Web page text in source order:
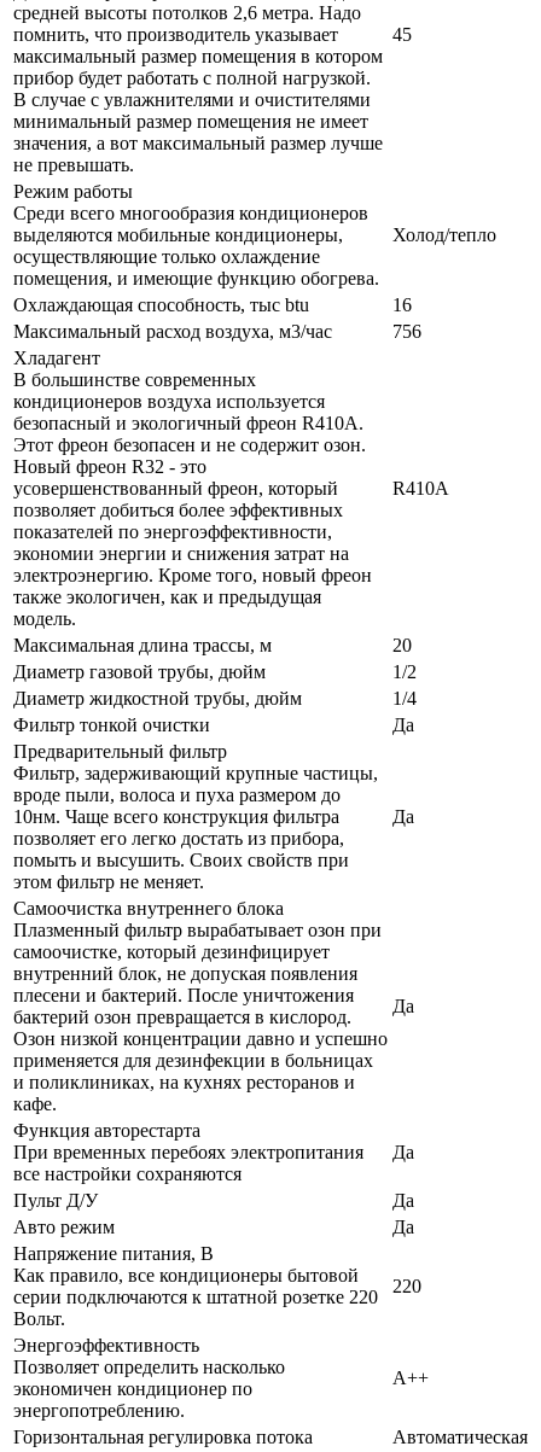
средней высоты потолков 2,6 метра. Надо
помнить, что производитель указывает
максимальный размер помещения в котором
прибор будет работать с полной нагрузкой.
В случае с увлажнителями и очистителями
минимальный размер помещения не имеет
значения, а вот максимальный размер лучше
не превышать.
45
Режим работы
Среди всего многообразия кондиционеров
выделяются мобильные кондиционеры,
осуществляющие только охлаждение
помещения, и имеющие функцию обогрева.
Холод/тепло
Охлаждающая способность, тыс btu
16
Максимальный расход воздуха, м3/час
756
Хладагент
В большинстве современных
кондиционеров воздуха используется
безопасный и экологичный фреон R410A.
Этот фреон безопасен и не содержит озон.
Новый фреон R32 - это
усовершенствованный фреон, который
позволяет добиться более эффективных
показателей по энергоэффективности,
экономии энергии и снижения затрат на
электроэнергию. Кроме того, новый фреон
также экологичен, как и предыдущая
модель.
R410A
Максимальная длина трассы, м
20
Диаметр газовой трубы, дюйм
1/2
Диаметр жидкостной трубы, дюйм
1/4
Фильтр тонкой очистки
Да
Предварительный фильтр
Фильтр, задерживающий крупные частицы,
вроде пыли, волоса и пуха размером до
10нм. Чаще всего конструкция фильтра
позволяет его легко достать из прибора,
помыть и высушить. Своих свойств при
этом фильтр не меняет.
Да
Самоочистка внутреннего блока
Плазменный фильтр вырабатывает озон при
самоочистке, который дезинфицирует
внутренний блок, не допуская появления
плесени и бактерий. После уничтожения
бактерий озон превращается в кислород.
Озон низкой концентрации давно и успешно
применяется для дезинфекции в больницах
и поликлиниках, на кухнях ресторанов и
кафе.
Да
Функция авторестарта
При временных перебоях электропитания
все настройки сохраняются
Да
Пульт Д/У
Да
Авто режим
Да
Напряжение питания, В
Как правило, все кондиционеры бытовой
серии подключаются к штатной розетке 220
Вольт.
220
Энергоэффективность
Позволяет определить насколько
экономичен кондиционер по
энергопотреблению.
A++
Горизонтальная регулировка потока
Автоматическая